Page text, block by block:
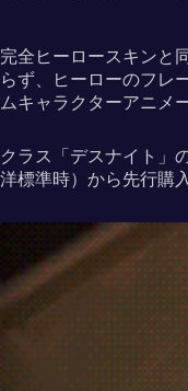
完全ヒーロースキンと
らず、ヒーローのフレ
ムキャラクターアニメ
クラス「デスナイト」
洋標準時）から先行購